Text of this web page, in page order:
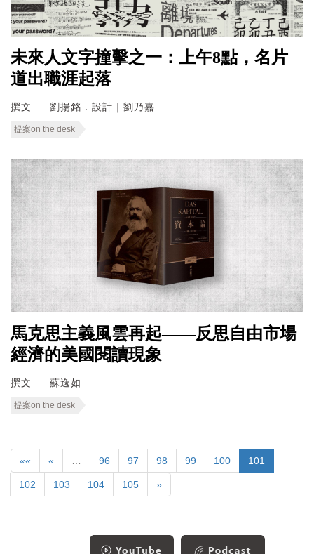
未來人文字撞擊之一：上午8點，名片
道出職涯起落
撰文 劉揚銘．設計｜劉乃嘉
提案on the desk
馬克思主義風雲再起——反思自由市場
經濟的美國閱讀現象
撰文 蘇逸如
提案on the desk
«« « 96 97 98 99 100 101
102 103 104 105 »